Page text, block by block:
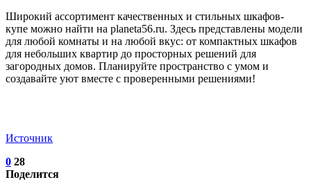
Широкий ассортимент качественных и стильных шкафов-
купе можно найти на planeta56.ru. Здесь представлены модели
для любой комнаты и на любой вкус: от компактных шкафов
для небольших квартир до просторных решений для
загородных домов. Планируйте пространство с умом и
создавайте уют вместе с проверенными решениями!
Источник
0 28
Поделится